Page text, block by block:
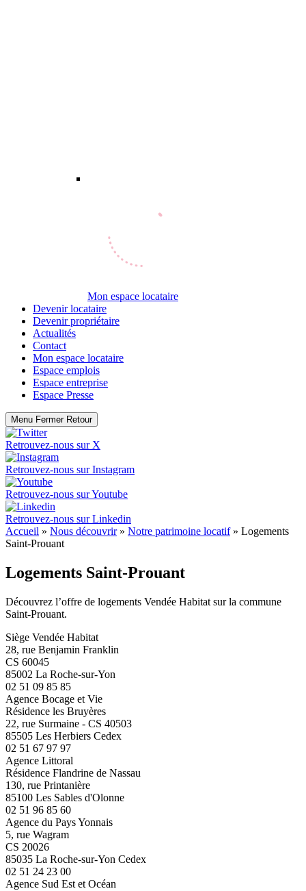
Mon espace locataire
Devenir locataire
Devenir propriétaire
Actualités
Contact
Mon espace locataire
Espace emplois
Espace entreprise
Espace Presse
Menu Fermer Retour
Retrouvez-nous sur X
Retrouvez-nous surInstagram
Retrouvez-nous surYoutube
Retrouvez-nous surLinkedin
Accueil » Nous découvrir» Notre patrimoine locatif» Logements
Saint-Prouant
Logements Saint-Prouant
Découvrez l’offre de logements Vendée Habitat sur la commune
Saint-Prouant.
Siège Vendée Habitat
28, rue Benjamin Franklin
CS 60045
85002 La Roche-sur-Yon
02 51 09 85 85
Agence Bocage et Vie
Résidence les Bruyères
22, rue Surmaine - CS 40503
85505 Les Herbiers Cedex
02 51 67 97 97
Agence Littoral
Résidence Flandrine de Nassau
130, rue Printanière
85100 Les Sables d'Olonne
02 51 96 85 60
Agence du Pays Yonnais
5, rue Wagram
CS 20026
85035 La Roche-sur-Yon Cedex
02 51 24 23 00
Agence Sud Est et Océan